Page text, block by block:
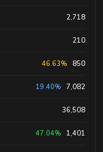
2,718
210
46.63% 850
19.40% 7,082
36,508
47.04% 1,401